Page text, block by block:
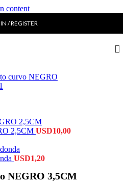
content
/ REGISTER
2,5CM USD10,00
USD1,20
NEGRO 3,5CM